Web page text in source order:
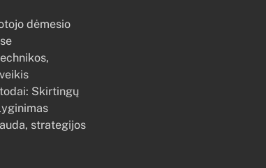
dėmesio
Skirtingų
strategijos